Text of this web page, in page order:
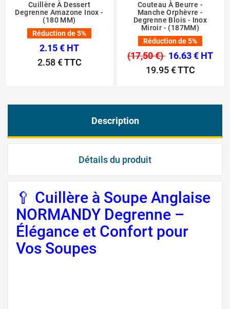
Cuillère À Dessert
Degrenne Amazone Inox -
(180 MM)
Réduction de 5%
2.15 € HT
2.58 €TTC
Couteau À Beurre -
Manche Orphèvre -
Degrenne Blois - Inox
Miroir - (187MM)
Réduction de 5%
(17,50 €) 16.63 € HT
19.95 €TTC
Description
Détails du produit
🥄 Cuillère à Soupe Anglaise
NORMANDY Degrenne –
Élégance et Confort pour
Vos Soupes